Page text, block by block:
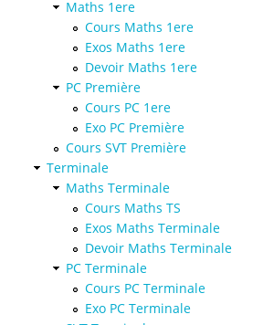
Maths 1ere
Cours Maths 1ere
Exos Maths 1ere
Devoir Maths 1ere
PC Première
Cours PC 1ere
Exo PC Première
Cours SVT Première
Terminale
Maths Terminale
Cours Maths TS
Exos Maths Terminale
Devoir Maths Terminale
PC Terminale
Cours PC Terminale
Exo PC Terminale